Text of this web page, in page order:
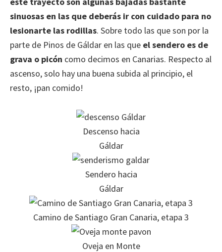
sinuosas en las que deberás ir con cuidado para no
lesionarte las rodillas. Sobre todo las que son por la
parte de Pinos de Gáldar en las que el sendero es de
grava o picón como decimos en Canarias. Respecto al
ascenso, solo hay una buena subida al principio, el
resto, ¡pan comido!
Descenso hacia
Gáldar
Sendero hacia
Gáldar
Camino de Santiago Gran Canaria, etapa 3
Oveja en Monte